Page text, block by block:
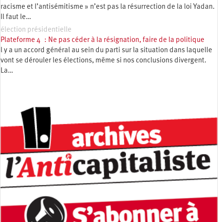
racisme et l’antisémitisme » n’est pas la résurrection de la loi Yadan.
Il faut le…
élection présidentielle
Plateforme 4 : Ne pas céder à la résignation, faire de la politique
l y a un accord général au sein du parti sur la situation dans laquelle
vont se dérouler les élections, même si nos conclusions divergent.
La…